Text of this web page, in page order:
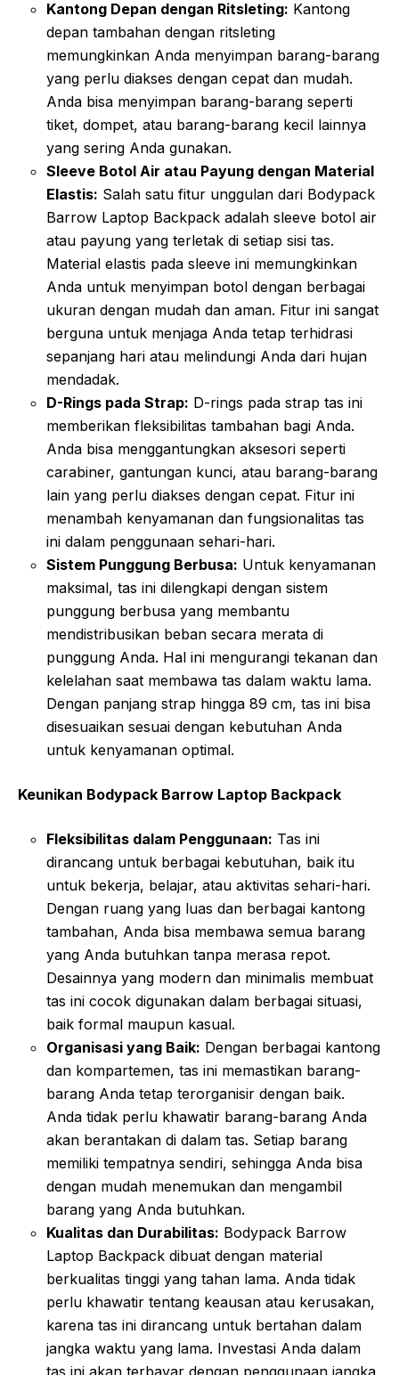
Kantong Depan dengan Ritsleting: Kantong
depan tambahan dengan ritsleting
memungkinkan Anda menyimpan barang-barang
yang perlu diakses dengan cepat dan mudah.
Anda bisa menyimpan barang-barang seperti
tiket, dompet, atau barang-barang kecil lainnya
yang sering Anda gunakan.
Sleeve Botol Air atau Payung dengan Material
Elastis: Salah satu fitur unggulan dari Bodypack
Barrow Laptop Backpack adalah sleeve botol air
atau payung yang terletak di setiap sisi tas.
Material elastis pada sleeve ini memungkinkan
Anda untuk menyimpan botol dengan berbagai
ukuran dengan mudah dan aman. Fitur ini sangat
berguna untuk menjaga Anda tetap terhidrasi
sepanjang hari atau melindungi Anda dari hujan
mendadak.
D-Rings pada Strap: D-rings pada strap tas ini
memberikan fleksibilitas tambahan bagi Anda.
Anda bisa menggantungkan aksesori seperti
carabiner, gantungan kunci, atau barang-barang
lain yang perlu diakses dengan cepat. Fitur ini
menambah kenyamanan dan fungsionalitas tas
ini dalam penggunaan sehari-hari.
Sistem Punggung Berbusa: Untuk kenyamanan
maksimal, tas ini dilengkapi dengan sistem
punggung berbusa yang membantu
mendistribusikan beban secara merata di
punggung Anda. Hal ini mengurangi tekanan dan
kelelahan saat membawa tas dalam waktu lama.
Dengan panjang strap hingga 89 cm, tas ini bisa
disesuaikan sesuai dengan kebutuhan Anda
untuk kenyamanan optimal.
Keunikan Bodypack Barrow Laptop Backpack
Fleksibilitas dalam Penggunaan: Tas ini
dirancang untuk berbagai kebutuhan, baik itu
untuk bekerja, belajar, atau aktivitas sehari-hari.
Dengan ruang yang luas dan berbagai kantong
tambahan, Anda bisa membawa semua barang
yang Anda butuhkan tanpa merasa repot.
Desainnya yang modern dan minimalis membuat
tas ini cocok digunakan dalam berbagai situasi,
baik formal maupun kasual.
Organisasi yang Baik: Dengan berbagai kantong
dan kompartemen, tas ini memastikan barang-
barang Anda tetap terorganisir dengan baik.
Anda tidak perlu khawatir barang-barang Anda
akan berantakan di dalam tas. Setiap barang
memiliki tempatnya sendiri, sehingga Anda bisa
dengan mudah menemukan dan mengambil
barang yang Anda butuhkan.
Kualitas dan Durabilitas: Bodypack Barrow
Laptop Backpack dibuat dengan material
berkualitas tinggi yang tahan lama. Anda tidak
perlu khawatir tentang keausan atau kerusakan,
karena tas ini dirancang untuk bertahan dalam
jangka waktu yang lama. Investasi Anda dalam
tas ini akan terbayar dengan penggunaan jangka